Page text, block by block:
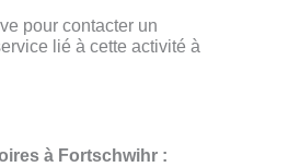
pour contacter un
lié à cette activité à
à Fortschwihr :